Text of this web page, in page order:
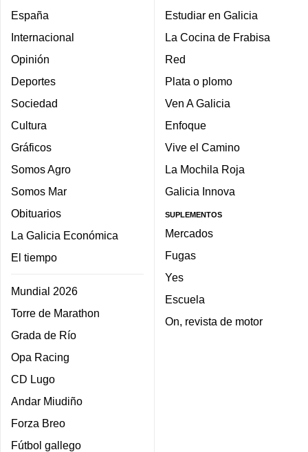
España
Internacional
Opinión
Deportes
Sociedad
Cultura
Gráficos
Somos Agro
Somos Mar
Obituarios
La Galicia Económica
El tiempo
Mundial 2026
Torre de Marathon
Grada de Río
Opa Racing
CD Lugo
Andar Miudiño
Forza Breo
Fútbol gallego
Estudiar en Galicia
La Cocina de Frabisa
Red
Plata o plomo
Ven A Galicia
Enfoque
Vive el Camino
La Mochila Roja
Galicia Innova
SUPLEMENTOS
Mercados
Fugas
Yes
Escuela
On, revista de motor